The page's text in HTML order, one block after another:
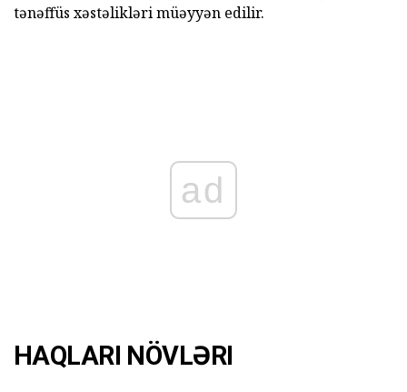
tənəffüs xəstəlikləri müəyyən edilir.
ad
HAQLARI NÖVLƏRI